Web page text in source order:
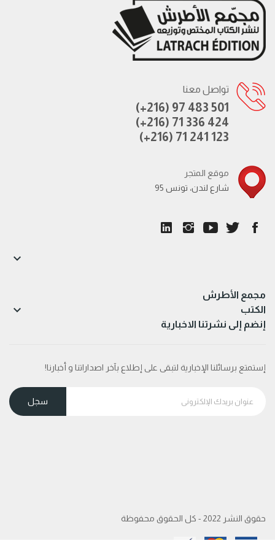
تواصل معنا
(+216) 97 483 501
(+216) 71 336 424
(+216) 71 241 123
موقع المتجر
95 شارع لندن، تونس
مجمع الأطرش

الكتب 
إنضم إلى نشرتنا الاخبارية
إستمتع برسائلنا الإخبارية لتبقى على إطلاع بآخر اصداراتنا و أخبارنا!
حقوق النشر 2022 - كل الحقوق محفوظة